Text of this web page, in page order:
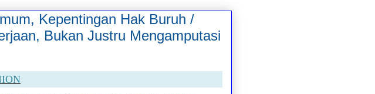
Kepentingan Hak Buruh /
Bukan Justru Mengamputasi